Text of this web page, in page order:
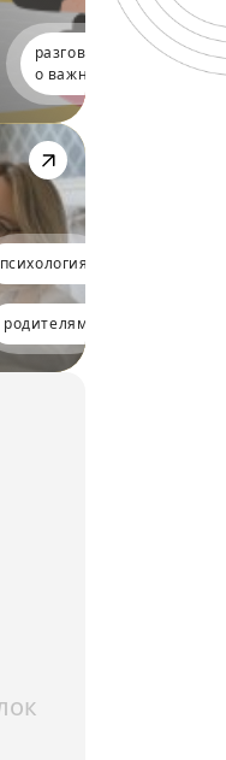
разговоры
о важном
психология
родителям